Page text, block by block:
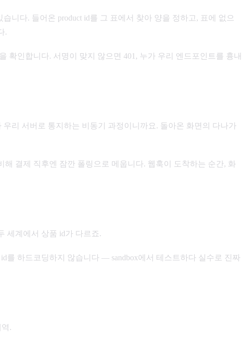
니다. 들어온 product id를 그 표에서 찾아 양을 정하고, 표에 없으
.
확인합니다. 서명이 맞지 않으면 401, 누가 우리 엔드포인트를 흉내
우리 서버로 통지하는 비동기 과정이니까요. 돌아온 화면의 다나가
결제 직후엔 잠깐 폴링으로 메웁니다. 웹훅이 도착하는 순간, 화
세계에서 상품 id가 다르죠.
를 하드코딩하지 않습니다 — sandbox에서 테스트하다 실수로 진짜
.